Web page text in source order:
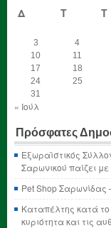
Δ
Τ Τ
3
4
10
11
17
18
24
25
31
« Ιούλ
Πρόσφατες
Εξωραϊστικός
Σαρωνικού παίζει
Pet Shop Σαρωνίδας
Καταπέλτης κατά
κυριότητα και τις